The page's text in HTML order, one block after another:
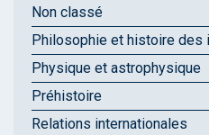
Non classé
Philosophie et histoire des
Physique et astrophysique
Préhistoire
Relations internationales